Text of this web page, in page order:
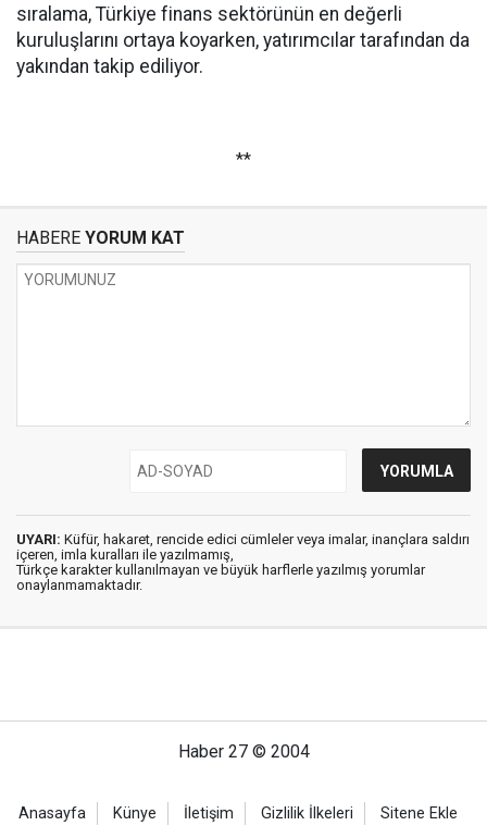
sıralama, Türkiye finans sektörünün en değerli
kuruluşlarını ortaya koyarken, yatırımcılar tarafından da
yakından takip ediliyor.
**
HABERE YORUM KAT
UYARI: Küfür, hakaret, rencide edici cümleler veya imalar, inançlara saldırı
içeren, imla kuralları ile yazılmamış,
Türkçe karakter kullanılmayan ve büyük harflerle yazılmış yorumlar
onaylanmamaktadır.
Haber 27 © 2004
Anasayfa Künye İletişim Gizlilik İlkeleri Sitene Ekle